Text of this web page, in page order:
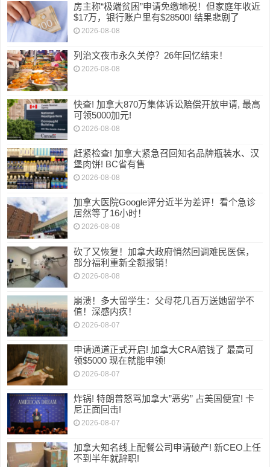
房主称“极端贫困”申请免缴地税！但家庭年收近
$17万，银行账户里有$28500! 结果悲剧了
2026-08-08
列治文夜市永久关停？26年回忆结束！
2026-08-08
快查! 加拿大870万集体诉讼赔偿开放申请, 最高
可领5000加元!
2026-08-08
赶紧检查! 加拿大紧急召回知名品牌瓶装水、汉
堡肉饼! BC省有售
2026-08-08
加拿大医院Google评分近半为差评！看个急诊
居然等了16小时！
2026-08-08
砍了又恢复！加拿大政府悄然回调难民医保，
部分福利重新全额报销！
2026-08-08
崩溃！多大留学生：父母花几百万送她留学不
值！深感内疚！
2026-08-07
申请通道正式开启! 加拿大CRA赔钱了 最高可
领$5000 现在就能申领!
2026-08-07
炸锅! 特朗普怒骂加拿大”恶劣” 占美国便宜! 卡
尼正面回击!
2026-08-07
加拿大知名线上配餐公司申请破产! 新CEO上任
不到半年就辞职!